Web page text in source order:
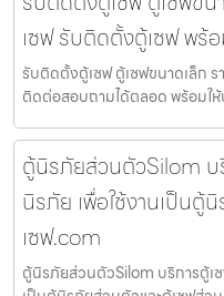
เซฟ รับติดตั้งตู้เซฟ พร้
รับติดตั้งตู้เซฟ ตู้เซฟขนาดเล็ก
ติดต่อสอบถามได้ตลอด พร้อมใ
ตู้นิรภัยส่วนตัวSilom บ
นิรภัย เพื่อใช้งานเป็นตู้
เซฟ.com
ตู้นิรภัยส่วนตัวSilom บริการตู้เซ